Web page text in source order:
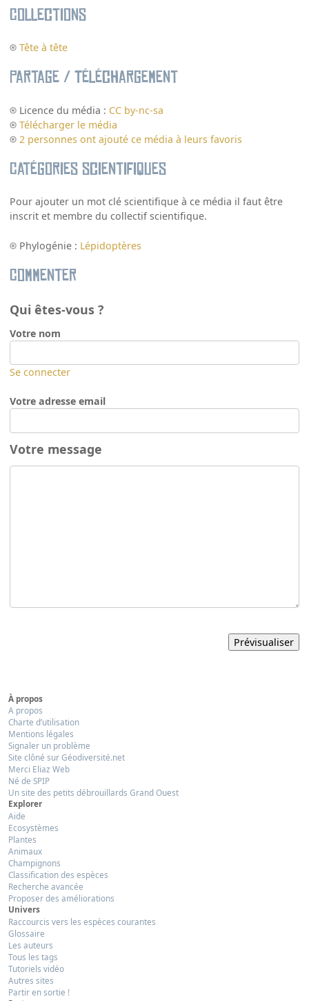
Collections
Tête à tête
Partage / Téléchargement
Licence du média : CC by-nc-sa
Télécharger le média
2 personnes ont ajouté ce média à leurs favoris
Catégories scientifiques
Pour ajouter un mot clé scientifique à ce média il faut être
inscrit et membre du collectif scientifique.
Phylogénie : Lépidoptères
Commenter
Qui êtes-vous ?
Votre nom
Se connecter
Votre adresse email
Votre message
À propos
A propos
Charte d’utilisation
Mentions légales
Signaler un problème
Site clôné sur Géodiversité.net
Merci Eliaz Web
Né de SPIP
Un site des petits débrouillards Grand Ouest
Explorer
Aide
Ecosystèmes
Plantes
Animaux
Champignons
Classification des espèces
Recherche avancée
Proposer des améliorations
Univers
Raccourcis vers les espèces courantes
Glossaire
Les auteurs
Tous les tags
Tutoriels vidéo
Autres sites
Partir en sortie !